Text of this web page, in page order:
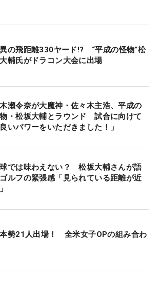
の飛距離330ヤード!? “平成の怪物”松
輔氏がドラコン大会に出場
瀬令奈が大魔神・佐々木主浩、平成の
・松坂大輔とラウンド 試合に向けて
良いパワーをいただきました！」
では味わえない？ 松坂大輔さんが語
ルフの緊張感「見られている距離が近
本勢21人出場！ 全米女子OPの組み合わ